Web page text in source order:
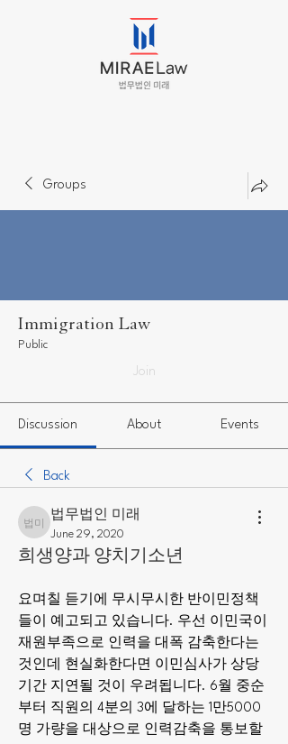
Groups
Immigration Law
Public
Join
Discussion About Events
Back
법무법인 미래
법무법인 미래
June 29, 2020
희생양과 양치기소년
요며칠 듣기에 무시무시한 반이민정책
들이 예고되고 있습니다. 우선 이민국이
재원부족으로 인력을 대폭 감축한다는
것인데 현실화한다면 이민심사가 상당
기간 지연될 것이 우려됩니다. 6월 중순
부터 직원의 4분의 3에 달하는 1만5000
명 가량을 대상으로 인력감축을 통보할